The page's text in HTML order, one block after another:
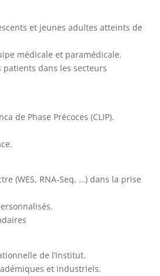
et jeunes adultes atteints de
médicale et paramédicale.
dans les secteurs
de Phase Précoces (CLIP).
(WES, RNA-Seq, …) dans la prise
de l’institut.
et industriels.